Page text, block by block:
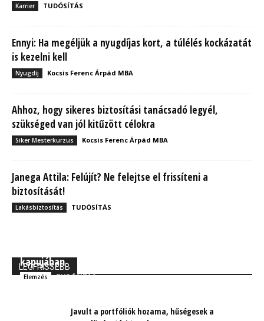
Karrier TUDÓSÍTÁS
Ennyi: Ha megéljük a nyugdíjas kort, a túlélés kockázatát
is kezelni kell
Nyugdíj Kocsis Ferenc Árpád MBA
Ahhoz, hogy sikeres biztosítási tanácsadó legyél,
szükséged van jól kitűzött célokra
Siker Mesterkurzus Kocsis Ferenc Árpád MBA
Janega Attila: Felújít? Ne felejtse el frissíteni a
biztosítását!
Lakásbiztosítás TUDÓSÍTÁS
LEGFRISSEBB
kapujában
Elemzés TUDÓSÍTÁS
Javult a portfóliók hozama, hűségesek a